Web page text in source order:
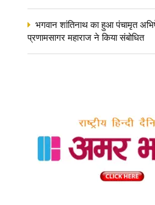
भगवान शांतिनाथ का हुआ पंचामृत
प्रणामसागर महाराज ने किया संबोधित